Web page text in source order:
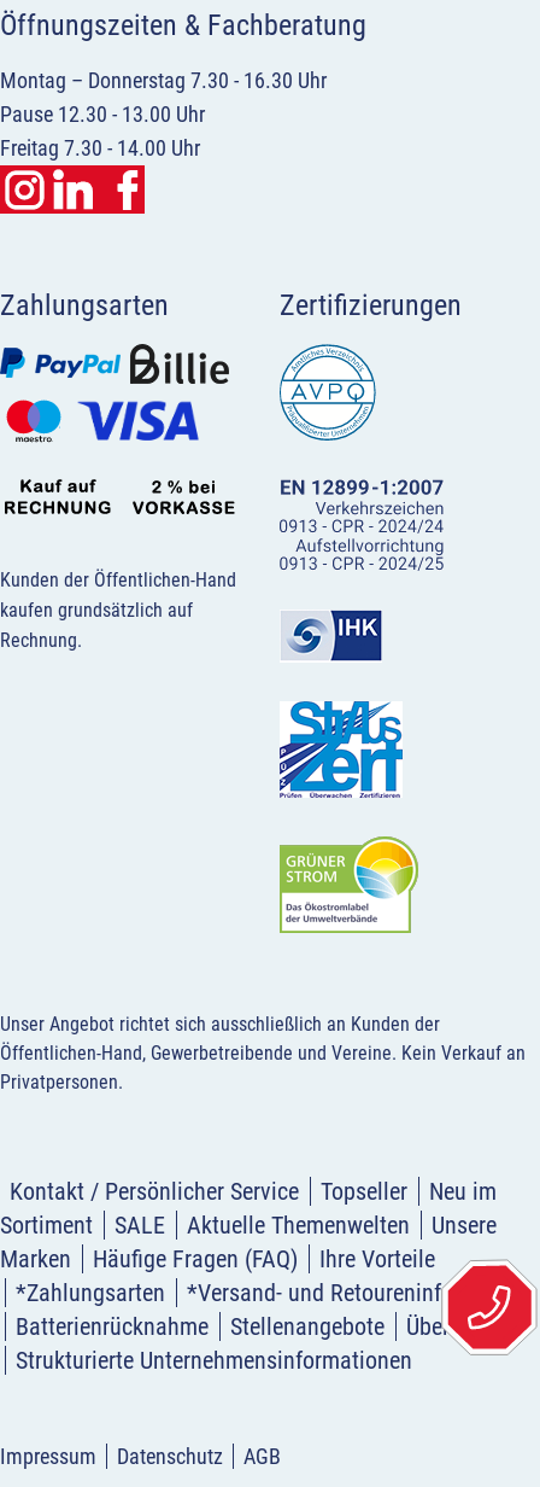
Öffnungszeiten & Fachberatung
Montag – Donnerstag 7.30 - 16.30 Uhr
Pause 12.30 - 13.00 Uhr
Freitag 7.30 - 14.00 Uhr
Zahlungsarten
Kunden der Öffentlichen-Hand
kaufen grundsätzlich auf
Rechnung.
Zertifizierungen
Unser Angebot richtet sich ausschließlich an Kunden der
Öffentlichen-Hand, Gewerbetreibende und Vereine. Kein Verkauf an
Privatpersonen.
Kontakt / Persönlicher Service Topseller
Neu im
Sortiment
SALE Aktuelle Themenwelten
Unsere
Marken
Häufige Fragen (FAQ)
Ihre Vorteile
*Zahlungsarten
*Versand- und Retoureninformation
Batterienrücknahme
Stellenangebote
Über uns
Strukturierte Unternehmensinformationen
Impressum Datenschutz AGB